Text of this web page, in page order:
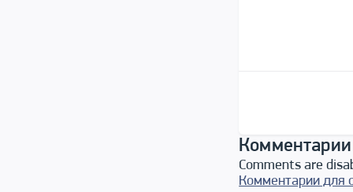
Comments are
Комментарии для